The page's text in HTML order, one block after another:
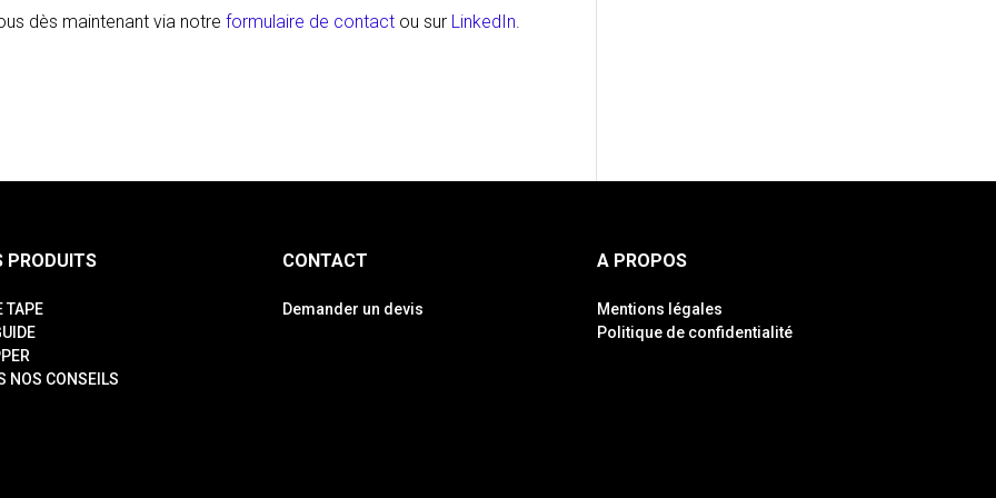
dès maintenant via notreformulaire de contact ou sur LinkedIn.
PRODUITS
TAPE
NOS CONSEILS
CONTACT
Demander un devis
A PROPOS
Mentions légales
Politique de confidentialité